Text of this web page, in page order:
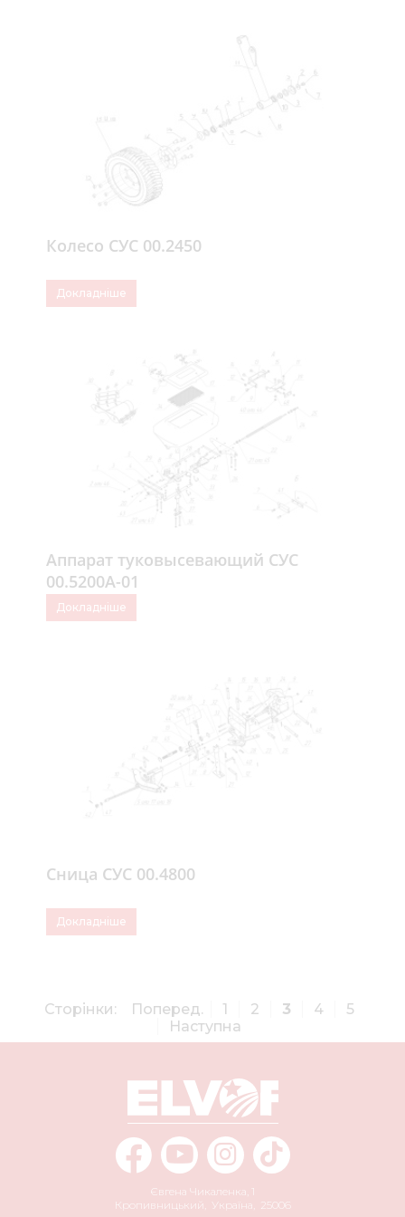
Колесо СУС 00.2450
Докладніше
Аппарат туковысевающий СУС
00.5200А-01
Докладніше
Сница СУС 00.4800
Докладніше
Сторінки: Поперед. 1 2 3 4
5
Наступна
Євгена Чикаленка, 1
Кропивницький
Україна 25006